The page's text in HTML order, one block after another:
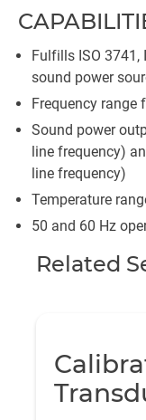
Fulfills ISO 3741,
sound power
Frequency range
Sound power
line frequency)
line frequency)
Temperature
50 and 60 Hz
Related